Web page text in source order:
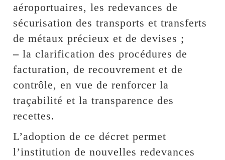
aéroportuaires, les redevances de
sécurisation des transports et transferts
de métaux précieux et de devises ;
– la clarification des procédures de
facturation, de recouvrement et de
contrôle, en vue de renforcer la
traçabilité et la transparence des
recettes.
L’adoption de ce décret permet
l’institution de nouvelles redevances